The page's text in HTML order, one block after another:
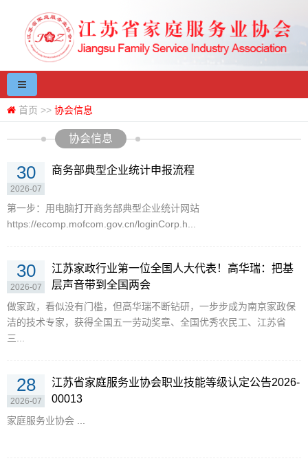
首页 >> 协会信息
协会信息
30
2026-07
商务部典型企业统计申报流程
第一步：用电脑打开商务部典型企业统计网站
https://ecomp.mofcom.gov.cn/loginCorp.h...
30
2026-07
江苏家政行业第一位全国人大代表！高华瑞：把基
层声音带到全国两会
做家政，看似没有门槛，但高华瑞不断钻研，一步步成为南京家政保
洁的技术专家，获得全国五一劳动奖章、全国优秀农民工、江苏省
三...
28
2026-07
江苏省家庭服务业协会职业技能等级认定公告2026-
00013
家庭服务业协会 ...